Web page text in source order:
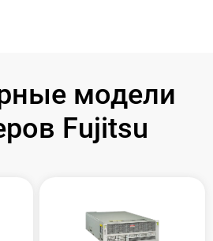
модели
Fujitsu